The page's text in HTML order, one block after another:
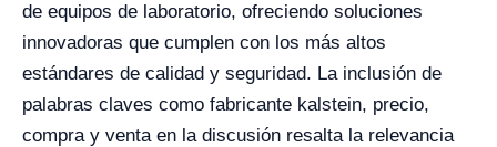
de equipos de laboratorio, ofreciendo soluciones
innovadoras que cumplen con los más altos
estándares de calidad y seguridad. La inclusión de
palabras claves como fabricante kalstein, precio,
compra y venta en la discusión resalta la relevancia